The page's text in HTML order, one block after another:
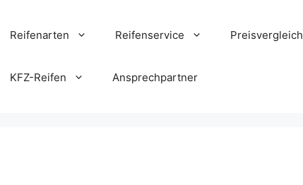
Reifenarten Reifenservice Preisvergleich
KFZ-Reifen Ansprechpartner